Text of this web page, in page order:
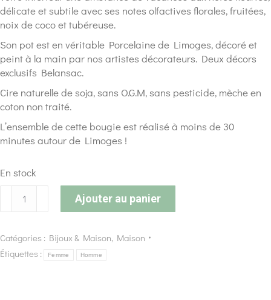
délicate et subtile avec ses notes olfactives florales, fruitées,
noix de coco et tubéreuse.
Son pot est en véritable Porcelaine de Limoges, décoré et
peint à la main par nos artistes décorateurs. Deux décors
exclusifs Belansac.
Cire naturelle de soja, sans O.G.M, sans pesticide, mèche en
coton non traité.
L’ensemble de cette bougie est réalisé à moins de 30
minutes autour de Limoges !
En stock
Ajouter au panier
Catégories : Bijoux & Maison, Maison
Étiquettes :
Femme Homme